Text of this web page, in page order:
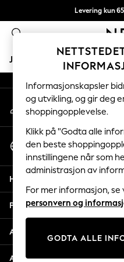
Levering kun
Vi betaler
JENTER GUTTER BABY
GIRLS
New In
50 - 92cm
98 - 110cm
116 - 134cm
140 - 174cm
Trending: Top &
Trending: Clogs
Toy Story
THE SET
Coats & Jackets
Sweatshirts &
An error occurred on client
Våre
Min konto
Logg inn på kontoen din
Velg Språk
Norsk
Hjelp
Personvern & Juridisk
Avdelinger
Andre tjenester
Informasjonskapsler
og utvikling, og gir deg
shoppingopplevelse.
Klikk på "Godta alle
den beste
innstillingene når som
administrasjon av
For mer informasjon, se
personvern og
GODTA ALLE